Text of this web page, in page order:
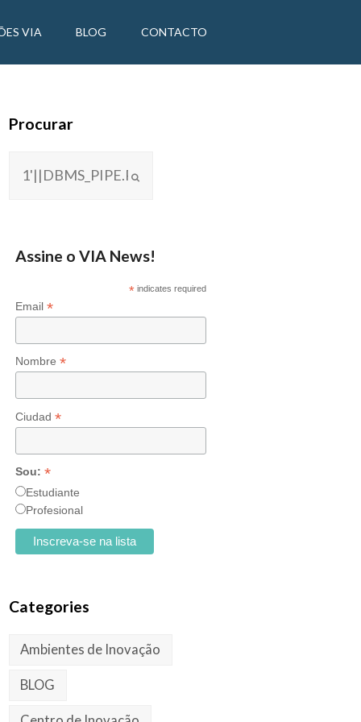
VIA BLOG CONTACTO
Procurar
Assine o VIA News!
* indicates required
Email *
Nombre *
Ciudad *
Sou: *
Estudiante
Profesional
Categories
Ambientes de Inovação
BLOG